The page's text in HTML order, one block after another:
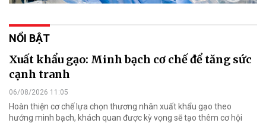
NỔI BẬT
Xuất khẩu gạo: Minh bạch cơ chế để tăng sức
cạnh tranh
06/08/2026 11:05
Hoàn thiện cơ chế lựa chọn thương nhân xuất khẩu gạo theo
hướng minh bạch, khách quan được kỳ vọng sẽ tạo thêm cơ hội